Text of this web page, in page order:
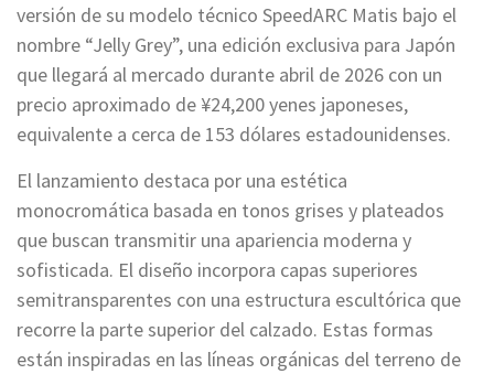
versión de su modelo técnico SpeedARC Matis bajo el
nombre “Jelly Grey”, una edición exclusiva para Japón
que llegará al mercado durante abril de 2026 con un
precio aproximado de ¥24,200 yenes japoneses,
equivalente a cerca de 153 dólares estadounidenses.
El lanzamiento destaca por una estética
monocromática basada en tonos grises y plateados
que buscan transmitir una apariencia moderna y
sofisticada. El diseño incorpora capas superiores
semitransparentes con una estructura escultórica que
recorre la parte superior del calzado. Estas formas
están inspiradas en las líneas orgánicas del terreno de